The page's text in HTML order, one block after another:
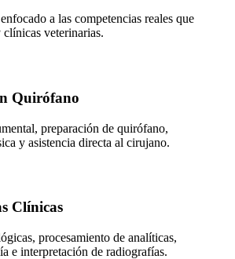
a las competencias reales que
veterinarias.
Quirófano
preparación de quirófano,
y asistencia directa al cirujano.
Clínicas
procesamiento de analíticas,
e interpretación de radiografías.